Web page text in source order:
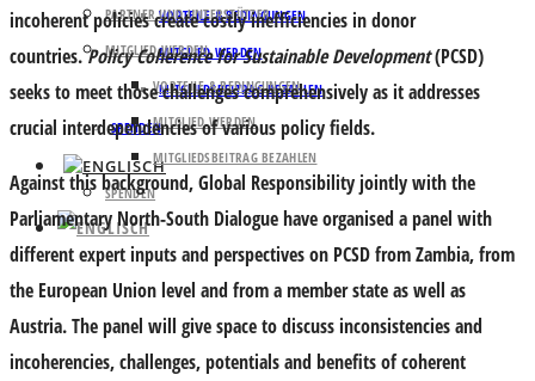
VORTEILE & BEDINGUNGEN
MITGLIED WERDEN
MITGLIEDSBEITRAG BEZAHLEN
SPENDEN
PARTNER UND UNTERSTÜTZER
MITGLIED WERDEN
VORTEILE & BEDINGUNGEN
MITGLIED WERDEN
MITGLIEDSBEITRAG BEZAHLEN
SPENDEN
incoherent policies create costly inefficiencies in donor
countries.Policy Coherence for Sustainable Development(PCSD)
seeks to meet those challenges comprehensively as it addresses
crucial interdependencies of various policy fields.
Against this background, Global Responsibility jointly with the
Parliamentary North-South Dialogue have organised a panel with
different expert inputs and perspectives on PCSD from Zambia, from
the European Union level and from a member state as well as
Austria. The panel will give space to discuss inconsistencies and
incoherencies, challenges, potentials and benefits of coherent